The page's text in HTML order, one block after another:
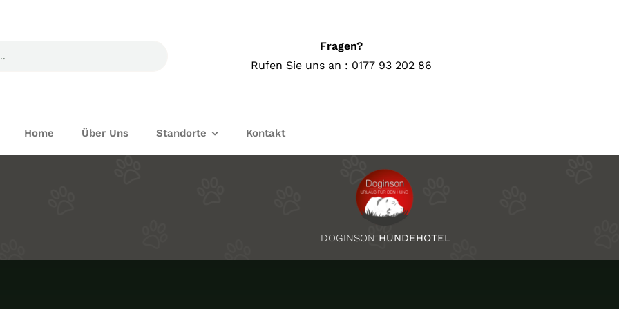
Fragen?
Rufen Sie uns an : 0177 93 202 86
Home Über Uns Standorte Kontakt
DOGINSON HUNDEHOTEL